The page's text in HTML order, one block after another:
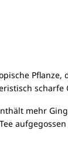
Pflanze,
scharfe
mehr